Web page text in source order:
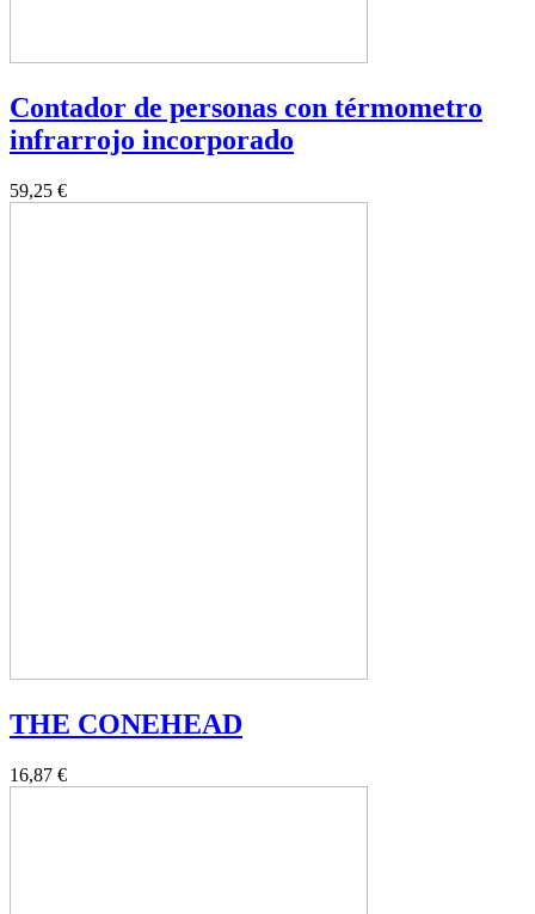
Contador de personas con térmometro
infrarrojo incorporado
59,25 €
THE CONEHEAD
16,87 €